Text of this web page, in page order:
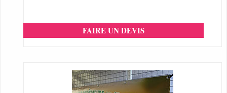
FAIRE UN DEVIS